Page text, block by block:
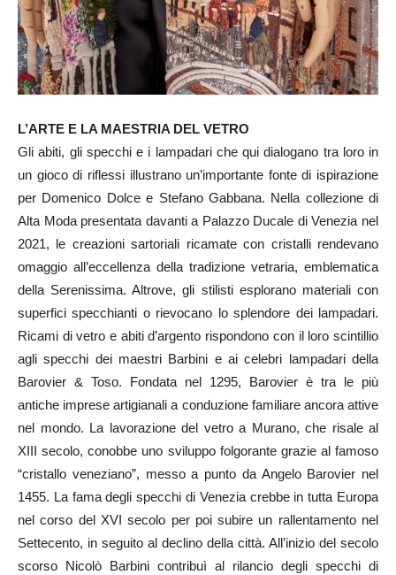
L’ARTE E LA MAESTRIA DEL VETRO
Gli abiti, gli specchi e i lampadari che qui dialogano tra loro in
un gioco di riflessi illustrano un’importante fonte di ispirazione
per Domenico Dolce e Stefano Gabbana. Nella collezione di
Alta Moda presentata davanti a Palazzo Ducale di Venezia nel
2021, le creazioni sartoriali ricamate con cristalli rendevano
omaggio all’eccellenza della tradizione vetraria, emblematica
della Serenissima. Altrove, gli stilisti esplorano materiali con
superfici specchianti o rievocano lo splendore dei lampadari.
Ricami di vetro e abiti d’argento rispondono con il loro scintillio
agli specchi dei maestri Barbini e ai celebri lampadari della
Barovier & Toso. Fondata nel 1295, Barovier è tra le più
antiche imprese artigianali a conduzione familiare ancora attive
nel mondo. La lavorazione del vetro a Murano, che risale al
XIII secolo, conobbe uno sviluppo folgorante grazie al famoso
“cristallo veneziano”, messo a punto da Angelo Barovier nel
1455. La fama degli specchi di Venezia crebbe in tutta Europa
nel corso del XVI secolo per poi subire un rallentamento nel
Settecento, in seguito al declino della città. All’inizio del secolo
scorso Nicolò Barbini contribuì al rilancio degli specchi di